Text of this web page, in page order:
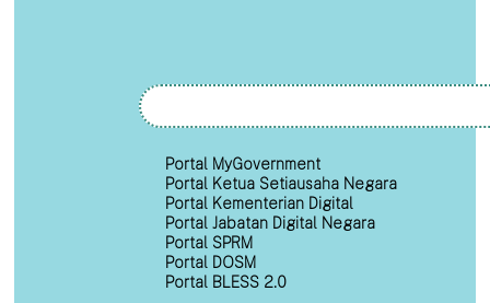
Portal MyGovernment
Portal Ketua Setiausaha Negara
Portal Kementerian Digital
Portal Jabatan Digital Negara
Portal SPRM
Portal DOSM
Portal BLESS 2.0